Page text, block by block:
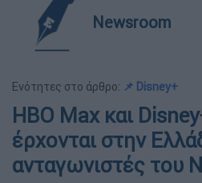
Newsroom
Ενότητες στο άρθρο: 📌 Disney+
HBO Max και
έρχονται στην
ανταγωνιστές του